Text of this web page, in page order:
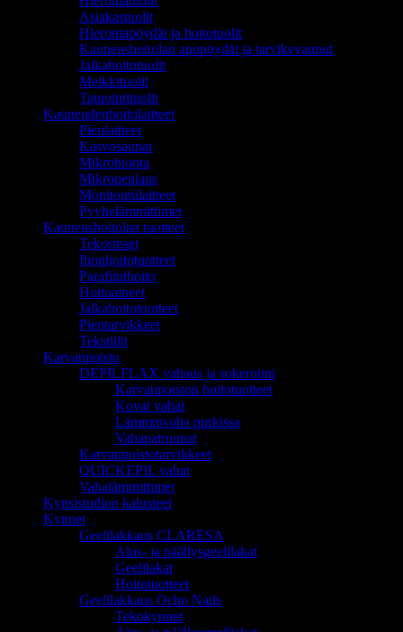
Asiakastuolit
Hierontapöydät ja hoitotuolit
Kauneushoitolan apupöydät ja tarvikevaunut
Jalkahoitotuolit
Meikkituolit
Tatuointituolit
Kauneudenhoitolaitteet
Pienlaitteet
Kasvosaunat
Mikrohionta
Mikroneulaus
Monitoimilaitteet
Pyyhelämmittimet
Kauneushoitolan tuotteet
Tekoripset
Ihonhoitotuotteet
Parafiinihoito
Hoitoaineet
Jalkahoitotuotteet
Pientarvikkeet
Tekstiilit
Karvanpoisto
DEPILFLAX vahaus ja sokerointi
Karvanpoiston hoitotuotteet
Kovat vahat
Lämminvaha purkissa
Vahapatruunat
Karvanpoistotarvikkeet
QUICKEPIL vahat
Vahalämmittimet
Kynsistudion kalusteet
Kynnet
Geelilakkaus CLARESA
Alus- ja päällysgeelilakat
Geelilakat
Hoitotuotteet
Geelilakkaus Ocho Nails
Tekokynnet